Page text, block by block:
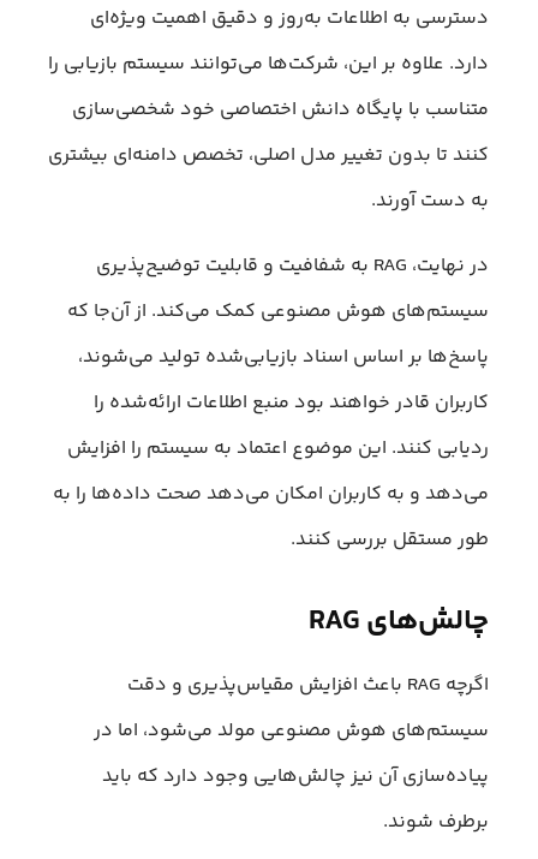
دسترسی به اطلاعات به‌روز و دقیق اهمیت ویژه‌ای
دارد. علاوه بر این، شرکت‌ها می‌توانند سیستم بازیابی را
متناسب با پایگاه دانش اختصاصی خود شخصی‌سازی
کنند تا بدون تغییر مدل اصلی، تخصص دامنه‌ای بیشتری
به دست آورند.
در نهایت، RAG به شفافیت و قابلیت توضیح‌پذیری
سیستم‌های هوش مصنوعی کمک می‌کند. از آن‌جا که
پاسخ‌ها بر اساس اسناد بازیابی‌شده تولید می‌شوند،
کاربران قادر خواهند بود منبع اطلاعات ارائه‌شده را
ردیابی کنند. این موضوع اعتماد به سیستم را افزایش
می‌دهد و به کاربران امکان می‌دهد صحت داده‌ها را به
طور مستقل بررسی کنند.
چالش‌های RAG
اگرچه RAG باعث افزایش مقیاس‌پذیری و دقت
سیستم‌های هوش مصنوعی مولد می‌شود، اما در
پیاده‌سازی آن نیز چالش‌هایی وجود دارد که باید
برطرف شوند.